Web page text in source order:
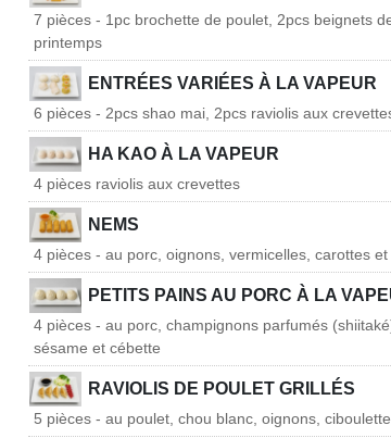
7 pièces - 1pc brochette de poulet, 2pcs beignets
printemps
ENTRÉES VARIÉES À LA VAPEUR
6 pièces - 2pcs shao mai, 2pcs raviolis aux
HA KAO À LA VAPEUR
4 pièces raviolis aux crevettes
NEMS
4 pièces - au porc, oignons, vermicelles, carottes
PETITS PAINS AU PORC À LA
4 pièces - au porc, champignons parfumés
sésame et cébette
RAVIOLIS DE POULET GRILLÉS
5 pièces - au poulet, chou blanc, oignons,